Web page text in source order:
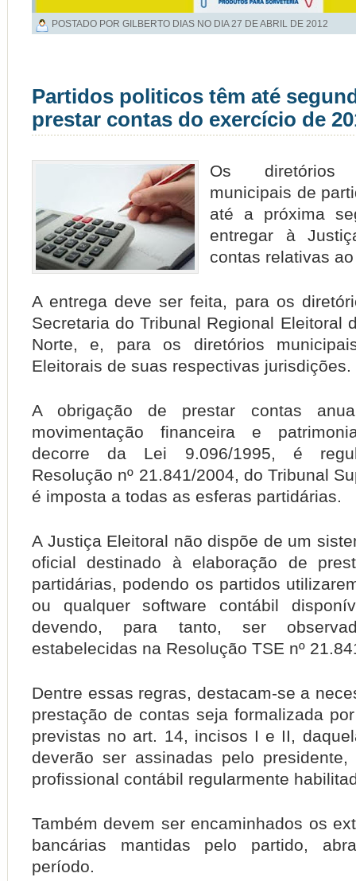
POSTADO POR GILBERTO DIAS NO DIA 27 DE ABRIL DE 2012
Partidos politicos têm até
prestar contas do exercício de
Os
municipais de
até a próxima
entregar à
contas relativas
A entrega deve ser feita, para os
Secretaria do Tribunal Regional Eleitoral
Norte, e, para os diretórios
Eleitorais de suas respectivas jurisdições.
A obrigação de prestar contas
movimentação financeira e
decorre da Lei 9.096/1995, é
Resolução nº 21.841/2004, do Tribunal
é imposta a todas as esferas partidárias.
A Justiça Eleitoral não dispõe de um
oficial destinado à elaboração de
partidárias, podendo os partidos
ou qualquer software contábil
devendo, para tanto, ser
estabelecidas na Resolução TSE nº
Dentre essas regras, destacam-se a
prestação de contas seja formalizada
previstas no art. 14, incisos I e II,
deverão ser assinadas pelo
profissional contábil regularmente
Também devem ser encaminhados os
bancárias mantidas pelo partido,
período.